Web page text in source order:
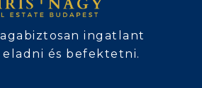
ingatlant
eladni és befektetni.